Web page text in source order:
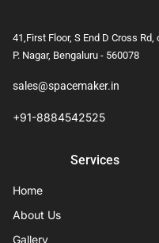
41,First Floor, S End D Cross
P. Nagar, Bengaluru - 560078
sales@spacemaker.in
+91-8884542525
Services
Home
About Us
Gallery